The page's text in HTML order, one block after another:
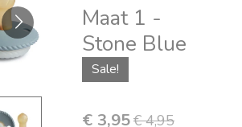
Maat 1 -
Stone Blue
Sale!
€ 3,95€ 4,95